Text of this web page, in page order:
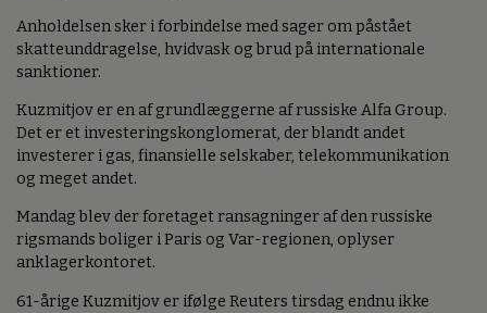
Anholdelsen sker i forbindelse med sager om påstået
skatteunddragelse, hvidvask og brud på internationale
sanktioner.
Kuzmitjov er en af grundlæggerne af russiske Alfa Group.
Det er et investeringskonglomerat, der blandt andet
investerer i gas, finansielle selskaber, telekommunikation
og meget andet.
Mandag blev der foretaget ransagninger af den russiske
rigsmands boliger i Paris og Var-regionen, oplyser
anklagerkontoret.
61-årige Kuzmitjov er ifølge Reuters tirsdag endnu ikke